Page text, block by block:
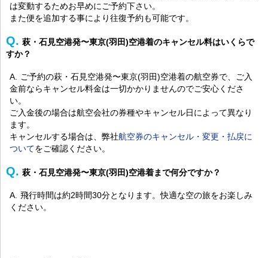
は変動するためお早めにご予約下さい。
また便を追加する事により往復予約も可能です。
萩・石見空港発〜東京(羽田)空港着のキャンセル料はいくらで
すか？
ご予約の萩・石見空港発〜東京(羽田)空港着の航空券で、ご入
金前ならキャンセル料金は一切かかりませんのでご安心くださ
い。
ご入金後の場合は航空会社の券種やキャンセル日によって異なり
ます。
キャンセルする場合は、弊社航空券のキャンセル・変更・払戻に
ついてをご確認ください。
萩・石見空港発〜東京(羽田)空港着まで何分ですか？
飛行時間は約2時間30分となります。快適な空の旅をお楽しみ
ください。